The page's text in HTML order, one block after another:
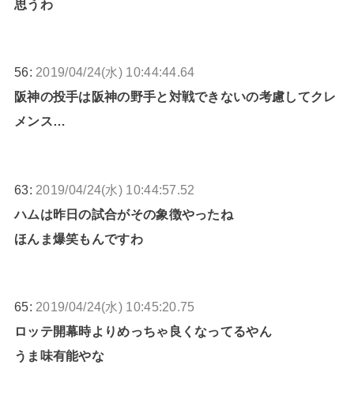
思うわ
56: 2019/04/24(水) 10:44:44.64
阪神の投手は阪神の野手と対戦できないの考慮してクレ
メンス…
63: 2019/04/24(水) 10:44:57.52
ハムは昨日の試合がその象徴やったね
ほんま爆笑もんですわ
65: 2019/04/24(水) 10:45:20.75
ロッテ開幕時よりめっちゃ良くなってるやん
うま味有能やな